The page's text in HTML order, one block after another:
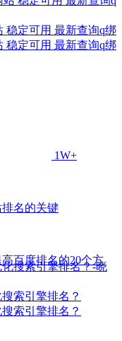
稳定可用 最新查询q绑
稳定可用 最新查询q绑
1W+
排名的关键
百度排名的20个方
索引擎排名？
索引擎排名？